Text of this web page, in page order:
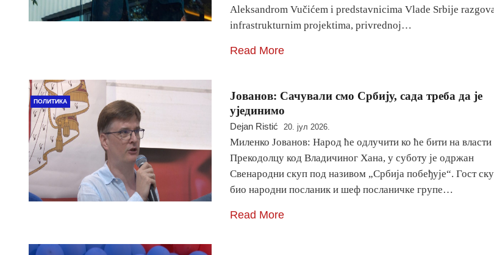
Aleksandrom Vučićem i predstavnicima Vlade Srbije
infrastrukturnim projektima, privrednoj…
Read More
ПОЛИТИКА
Јованов: Сачували смо Србију, сада треба да је
ујединимо
Dejan Ristić 20. јул 2026.
Миленко Јованов: Народ ће одлучити ко ће бити на
Прекодолцу код Владичиног Хана, у суботу је одржан
Свенародни скуп под називом „Србија побеђује“. Гост
био народни посланик и шеф посланичке групе…
Read More